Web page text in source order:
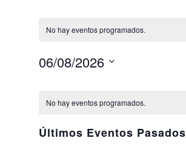
No hay eventos programados.
06/08/2026
fecha.
de
No hay eventos programados.
Últimos Eventos Pasados